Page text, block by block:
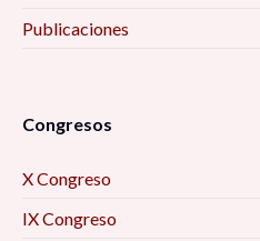
Publicaciones
Congresos
X Congreso
IX Congreso